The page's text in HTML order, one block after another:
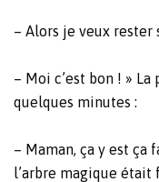
– Alors je veux rester
– Moi c’est bon ! »
quelques minutes :
– Maman, ça y est ça
l’arbre magique était